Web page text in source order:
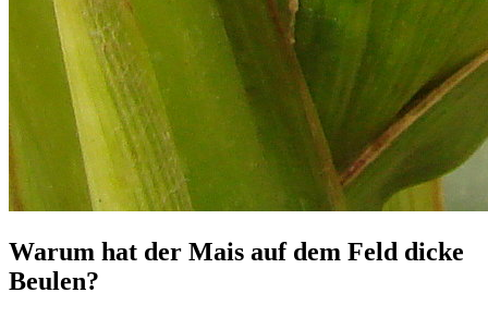
Warum hat der Mais auf dem Feld dicke
Beulen?